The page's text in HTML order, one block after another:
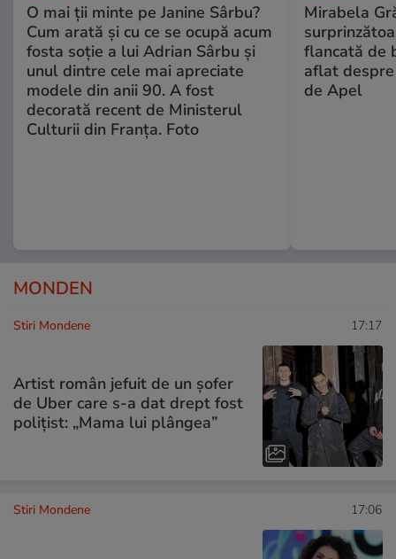
O mai ții minte pe Janine Sârbu?
Cum arată și cu ce se ocupă acum
fosta soție a lui Adrian Sârbu și
unul dintre cele mai apreciate
modele din anii 90. A fost
decorată recent de Ministerul
Culturii din Franța. Foto
Mirabela
flancată de
aflat
de Apel
MONDEN
Stiri Mondene 17:17
Artist român jefuit de un șofer
de Uber care s-a dat drept fost
polițist: „Mama lui plângea”
Stiri Mondene 17:06